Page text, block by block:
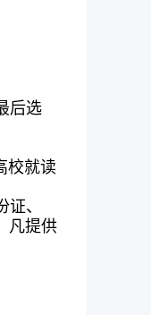
后选
校就读
、
凡提供